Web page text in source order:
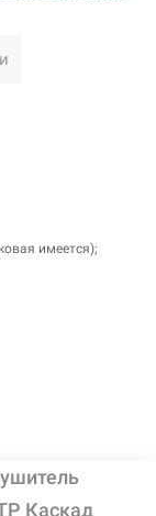
имеется);
Каскад